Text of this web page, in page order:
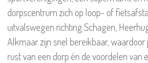
dorpscentrum zich op loop- of
uitvalswegen richting Schagen,
Alkmaar zijn snel bereikbaar, waardoor
rust van een dorp én de voordelen van